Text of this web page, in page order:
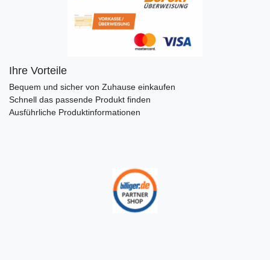
Ihre Vorteile
Bequem und sicher von Zuhause einkaufen
Schnell das passende Produkt finden
Ausführliche Produktinformationen